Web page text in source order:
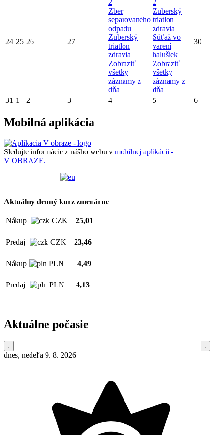
24 25 26 27
2
Zber
separovaného
odpadu
Zuberský
triatlon
zdravia
Zobraziť
všetky
záznamy z
dňa
2
Zuberský
triatlon
zdravia
Súťaž vo
varení
halušiek
Zobraziť
všetky
záznamy z
dňa
30
31 1 2 3 4 5 6
Mobilná aplikácia
Sledujte informácie z nášho webu v mobilnej aplikácii -
V OBRAZE.
Aktuálny denný kurz zmenárne
Nákup CZK 25,01
Predaj CZK 23,46
Nákup PLN 4,49
Predaj PLN 4,13
Aktuálne počasie
dnes, nedeľa 9. 8. 2026